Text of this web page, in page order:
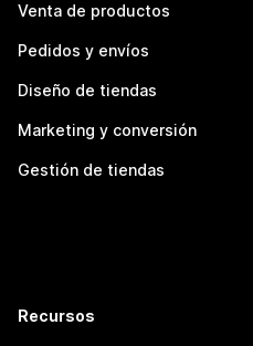
Venta de productos
Pedidos y envíos
Diseño de tiendas
Marketing y conversión
Gestión de tiendas
Recursos